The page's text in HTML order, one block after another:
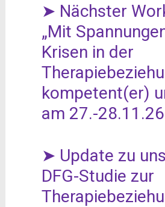
➤ Nächster
„Mit
Krisen in der
kompetent(er)
am 27.-28.11.26
➤ Update zu
DFG-Studie zur